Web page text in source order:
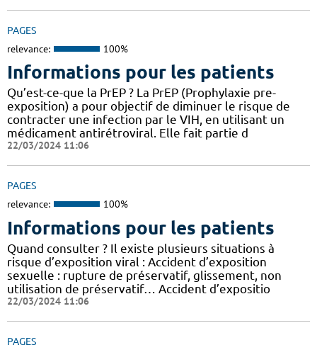
PAGES
relevance: 100%
Informations pour les patients
Qu’est-ce-que la PrEP ? La PrEP (Prophylaxie pre-
exposition) a pour objectif de diminuer le risque de
contracter une infection par le VIH, en utilisant un
médicament antirétroviral. Elle fait partie d
22/03/2024 11:06
PAGES
relevance: 100%
Informations pour les patients
Quand consulter ? Il existe plusieurs situations à
risque d’exposition viral : Accident d’exposition
sexuelle : rupture de préservatif, glissement, non
utilisation de préservatif… Accident d’expositio
22/03/2024 11:06
PAGES